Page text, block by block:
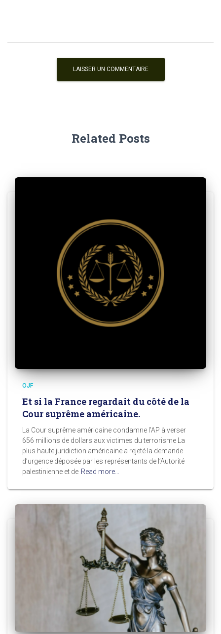
Related Posts
OJF
Et si la France regardait du côté de la
Cour suprême américaine.
La Cour suprême américaine condamne l’AP à verser
656 millions de dollars aux victimes du terrorisme La
plus haute juridiction américaine a rejeté la demande
d’urgence déposée par les représentants de l’Autorité
palestinienne et de Read more…